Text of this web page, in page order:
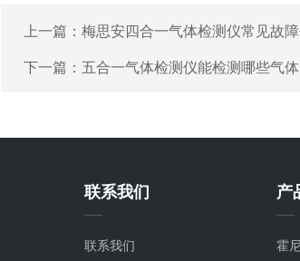
上一篇： 梅思安四合一气体检测仪常见故
下一篇： 五合一气体检测仪能检测哪些气体
联系我们
联系我们
产
霍